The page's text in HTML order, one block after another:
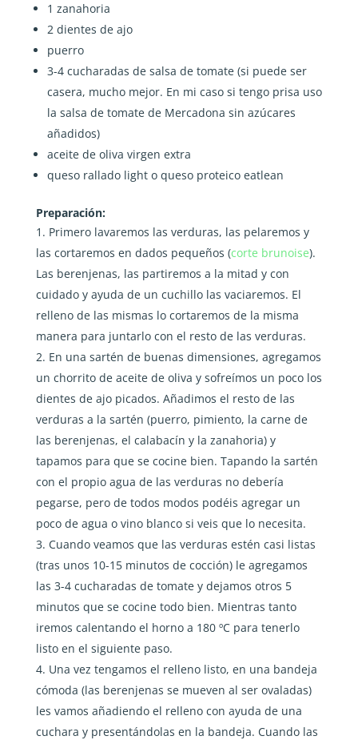
1 zanahoria
2 dientes de ajo
puerro
3-4 cucharadas de salsa de tomate (si puede ser
casera, mucho mejor. En mi caso si tengo prisa uso
la salsa de tomate de Mercadona sin azúcares
añadidos)
aceite de oliva virgen extra
queso rallado light o queso proteico eatlean
Preparación:
Primero lavaremos las verduras, las pelaremos y
las cortaremos en dados pequeños (corte brunoise).
Las berenjenas, las partiremos a la mitad y con
cuidado y ayuda de un cuchillo las vaciaremos. El
relleno de las mismas lo cortaremos de la misma
manera para juntarlo con el resto de las verduras.
En una sartén de buenas dimensiones, agregamos
un chorrito de aceite de oliva y sofreímos un poco los
dientes de ajo picados. Añadimos el resto de las
verduras a la sartén (puerro, pimiento, la carne de
las berenjenas, el calabacín y la zanahoria) y
tapamos para que se cocine bien. Tapando la sartén
con el propio agua de las verduras no debería
pegarse, pero de todos modos podéis agregar un
poco de agua o vino blanco si veis que lo necesita.
Cuando veamos que las verduras estén casi listas
(tras unos 10-15 minutos de cocción) le agregamos
las 3-4 cucharadas de tomate y dejamos otros 5
minutos que se cocine todo bien. Mientras tanto
iremos calentando el horno a 180 ºC para tenerlo
listo en el siguiente paso.
Una vez tengamos el relleno listo, en una bandeja
cómoda (las berenjenas se mueven al ser ovaladas)
les vamos añadiendo el relleno con ayuda de una
cuchara y presentándolas en la bandeja. Cuando las